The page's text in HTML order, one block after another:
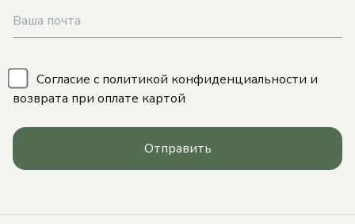
Согласие с политикой конфиденциальности и
возврата при оплате картой
Отправить